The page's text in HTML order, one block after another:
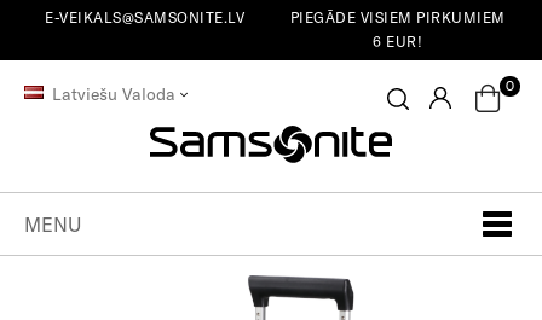
E-VEIKALS@SAMSONITE.LV
PIEGĀDE VISIEM PIRKUMIEM
6 EUR!
Latviešu Valoda 0
MENU